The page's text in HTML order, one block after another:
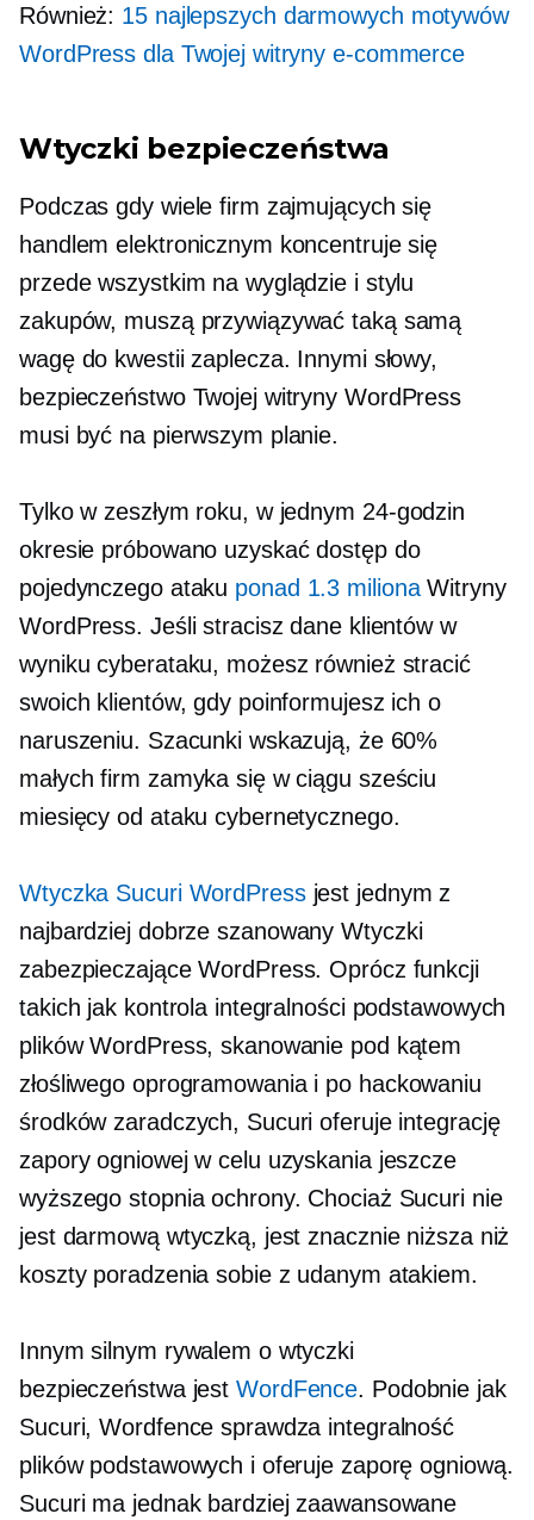
Również: 15 najlepszych darmowych motywów
WordPress dla Twojej witryny e-commerce
Wtyczki bezpieczeństwa
Podczas gdy wiele firm zajmujących się
handlem elektronicznym koncentruje się
przede wszystkim na wyglądzie i stylu
zakupów, muszą przywiązywać taką samą
wagę do kwestii zaplecza. Innymi słowy,
bezpieczeństwo Twojej witryny WordPress
musi być na pierwszym planie.
Tylko w zeszłym roku, w jednym 24-godzin
okresie próbowano uzyskać dostęp do
pojedynczego ataku ponad 1.3 milionaWitryny
WordPress. Jeśli stracisz dane klientów w
wyniku cyberataku, możesz również stracić
swoich klientów, gdy poinformujesz ich o
naruszeniu. Szacunki wskazują, że 60%
małych firm zamyka się w ciągu sześciu
miesięcy od ataku cybernetycznego.
Wtyczka Sucuri WordPressjest jednym z
najbardziej dobrze szanowany Wtyczki
zabezpieczające WordPress. Oprócz funkcji
takich jak kontrola integralności podstawowych
plików WordPress, skanowanie pod kątem
złośliwego oprogramowania i po hackowaniu
środków zaradczych, Sucuri oferuje integrację
zapory ogniowej w celu uzyskania jeszcze
wyższego stopnia ochrony. Chociaż Sucuri nie
jest darmową wtyczką, jest znacznie niższa niż
koszty poradzenia sobie z udanym atakiem.
Innym silnym rywalem o wtyczki
bezpieczeństwa jest WordFence. Podobnie jak
Sucuri, Wordfence sprawdza integralność
plików podstawowych i oferuje zaporę ogniową.
Sucuri ma jednak bardziej zaawansowane